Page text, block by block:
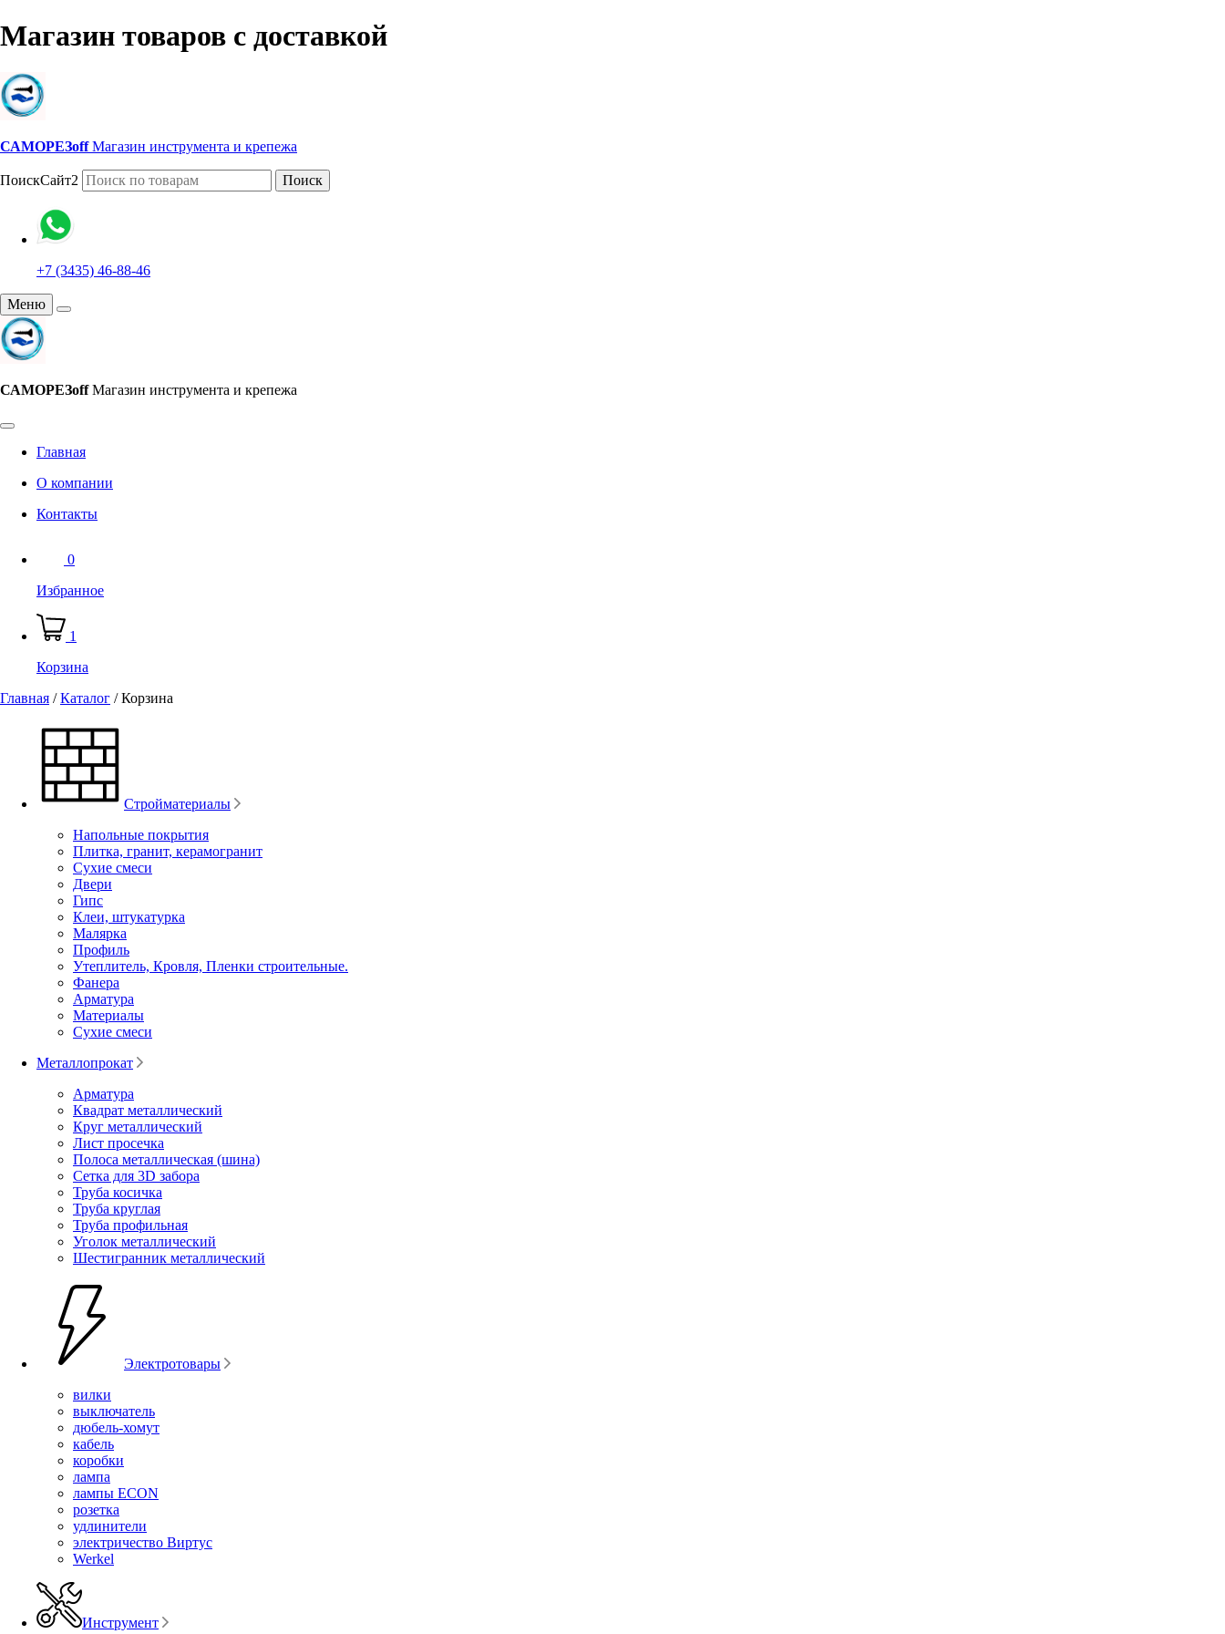
Магазин товаров с доставкой
САМОРЕЗoff Магазин инструмента и крепежа
ПоискСайт2 Поиск
+7 (3435) 46-88-46
Меню
САМОРЕЗoff Магазин инструмента и крепежа
Главная
О компании
Контакты
0
Избранное
1
Корзина
Главная /Каталог /Корзина
Стройматериалы
Напольные покрытия
Плитка, гранит, керамогранит
Сухие смеси
Двери
Гипс
Клеи, штукатурка
Малярка
Профиль
Утеплитель, Кровля, Пленки строительные.
Фанера
Арматура
Материалы
Сухие смеси
Металлопрокат
Арматура
Квадрат металлический
Круг металлический
Лист просечка
Полоса металлическая (шина)
Сетка для 3D забора
Труба косичка
Труба круглая
Труба профильная
Уголок металлический
Шестигранник металлический
Электротовары
вилки
выключатель
дюбель-хомут
кабель
коробки
лампа
лампы ECON
розетка
удлинители
электричество Виртус
Werkel
Инструмент